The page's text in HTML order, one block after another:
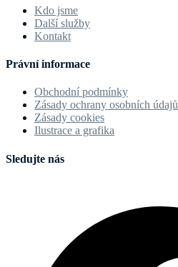
Kdo jsme
Další služby
Kontakt
Právní informace
Obchodní podmínky
Zásady ochrany osobních údajů
Zásady cookies
Ilustrace a grafika
Sledujte nás